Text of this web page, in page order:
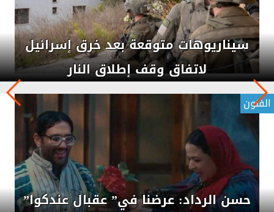
حماس: الحديث عن حق إسرائيل في الدفاع
عن نفسها ”تزوير فج” للواقع
عربي ودولي
”كاتس” يأمر الجيش باحتلال مناطق جديدة